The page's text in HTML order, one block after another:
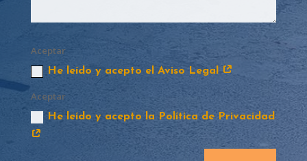
Aceptar
He leído y acepto el Aviso Legal
Aceptar
He leído y acepto la Política de Privacidad